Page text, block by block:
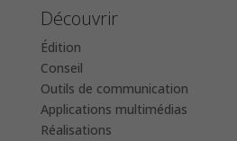
Découvrir
Édition
Conseil
Outils de communication
Applications multimédias
Réalisations